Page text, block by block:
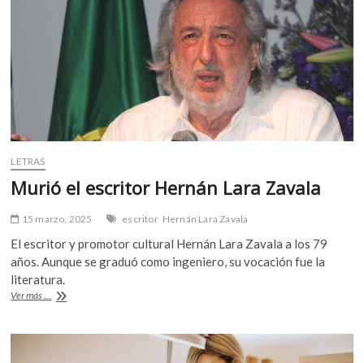
LETRAS
Murió el escritor Hernán Lara Zavala
15 marzo, 2025 escritor Hernán Lara Zavala
El escritor y promotor cultural Hernán Lara Zavala a los 79
años. Aunque se graduó como ingeniero, su vocación fue la
literatura.
Ver más ...
Murió